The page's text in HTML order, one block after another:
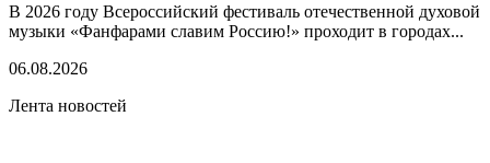
В 2026 году Всероссийский фестиваль отечественной духовой
музыки «Фанфарами славим Россию!» проходит в городах...
06.08.2026
Лента новостей